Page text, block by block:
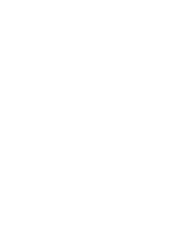
安刑警用自己 的超凡的智慧与
共郁南县委、郁南县人民政府共